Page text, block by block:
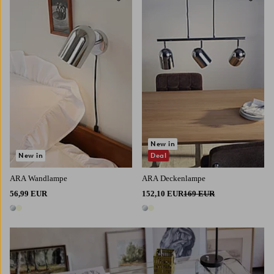
ARA Wandlampe
56,99 EUR
2 Farben
New in
ARA Deckenlampe
152,10 EUR169 EUR
2 Farben
New in
Deal